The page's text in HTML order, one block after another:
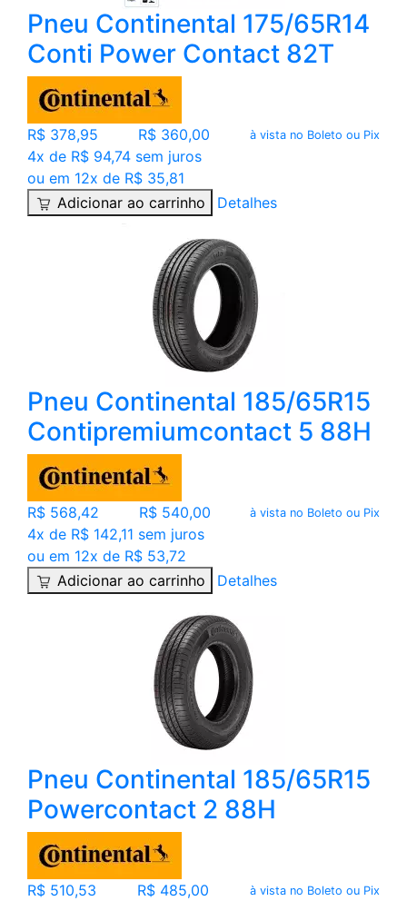
Pneu Continental 175/65R14
Conti Power Contact 82T
R$ 378,95 R$ 360,00 à vista no Boleto ou Pix
4x de R$ 94,74 sem juros
ou em 12x de R$ 35,81
Adicionar ao carrinho
Detalhes
Pneu Continental 185/65R15
Contipremiumcontact 5 88H
R$ 568,42 R$ 540,00 à vista no Boleto ou Pix
4x de R$ 142,11 sem juros
ou em 12x de R$ 53,72
Adicionar ao carrinho
Detalhes
Pneu Continental 185/65R15
Powercontact 2 88H
R$ 510,53 R$ 485,00 à vista no Boleto ou Pix